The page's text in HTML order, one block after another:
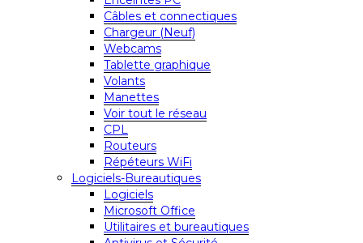
Câbles et connectiques
Chargeur (Neuf)
Webcams
Tablette graphique
Volants
Manettes
Voir tout le réseau
CPL
Routeurs
Répéteurs WiFi
Logiciels-Bureautiques
Logiciels
Microsoft Office
Utilitaires et bureautiques